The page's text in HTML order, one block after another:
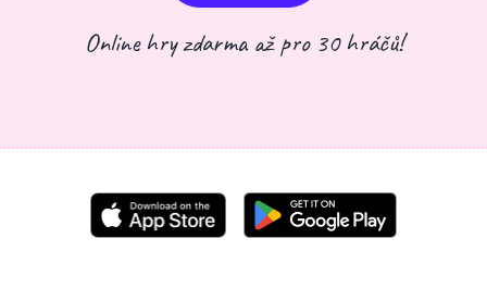
Online hry zdarma až pro 30 hráčů!